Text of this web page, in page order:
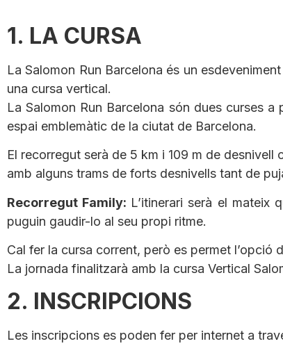
1. LA CURSA
La Salomon Run Barcelona és un
una cursa vertical.
La Salomon Run Barcelona són dues curses
espai emblemàtic de la ciutat de Barcelona.
El recorregut serà de 5 km i 109 m de desnivell
amb alguns trams de forts desnivells tant de
Recorregut Family: L’itinerari serà el
puguin gaudir-lo al seu propi ritme.
Cal fer la cursa corrent, però es permet l’opció
La jornada finalitzarà amb la cursa Vertical
2. INSCRIPCIONS
Les inscripcions es poden fer per internet a